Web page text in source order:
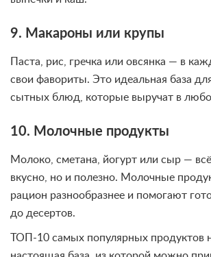
9. Макароны или крупы
Паста, рис, гречка или овсянка — в
свои фавориты. Это идеальная база
сытных блюд, которые выручат в
10. Молочные продукты
Молоко, сметана, йогурт или сыр —
вкусно, но и полезно. Молочные
рацион разнообразнее и помогают
до десертов.
ТОП-10 самых популярных продуктов